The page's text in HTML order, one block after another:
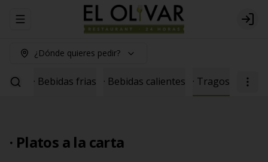
Abrir menu de navegación Login
¿Dónde quieres pedir?
· Bebidas frias · Bebidas calientes · Tragos
· Platos a la carta